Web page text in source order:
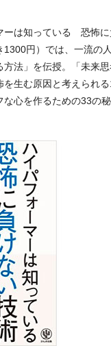
ーは知っている 恐怖に
1300円）では、一流の
法」を伝授。「未来思
を生む原因と考えられ
な心を作るための33の